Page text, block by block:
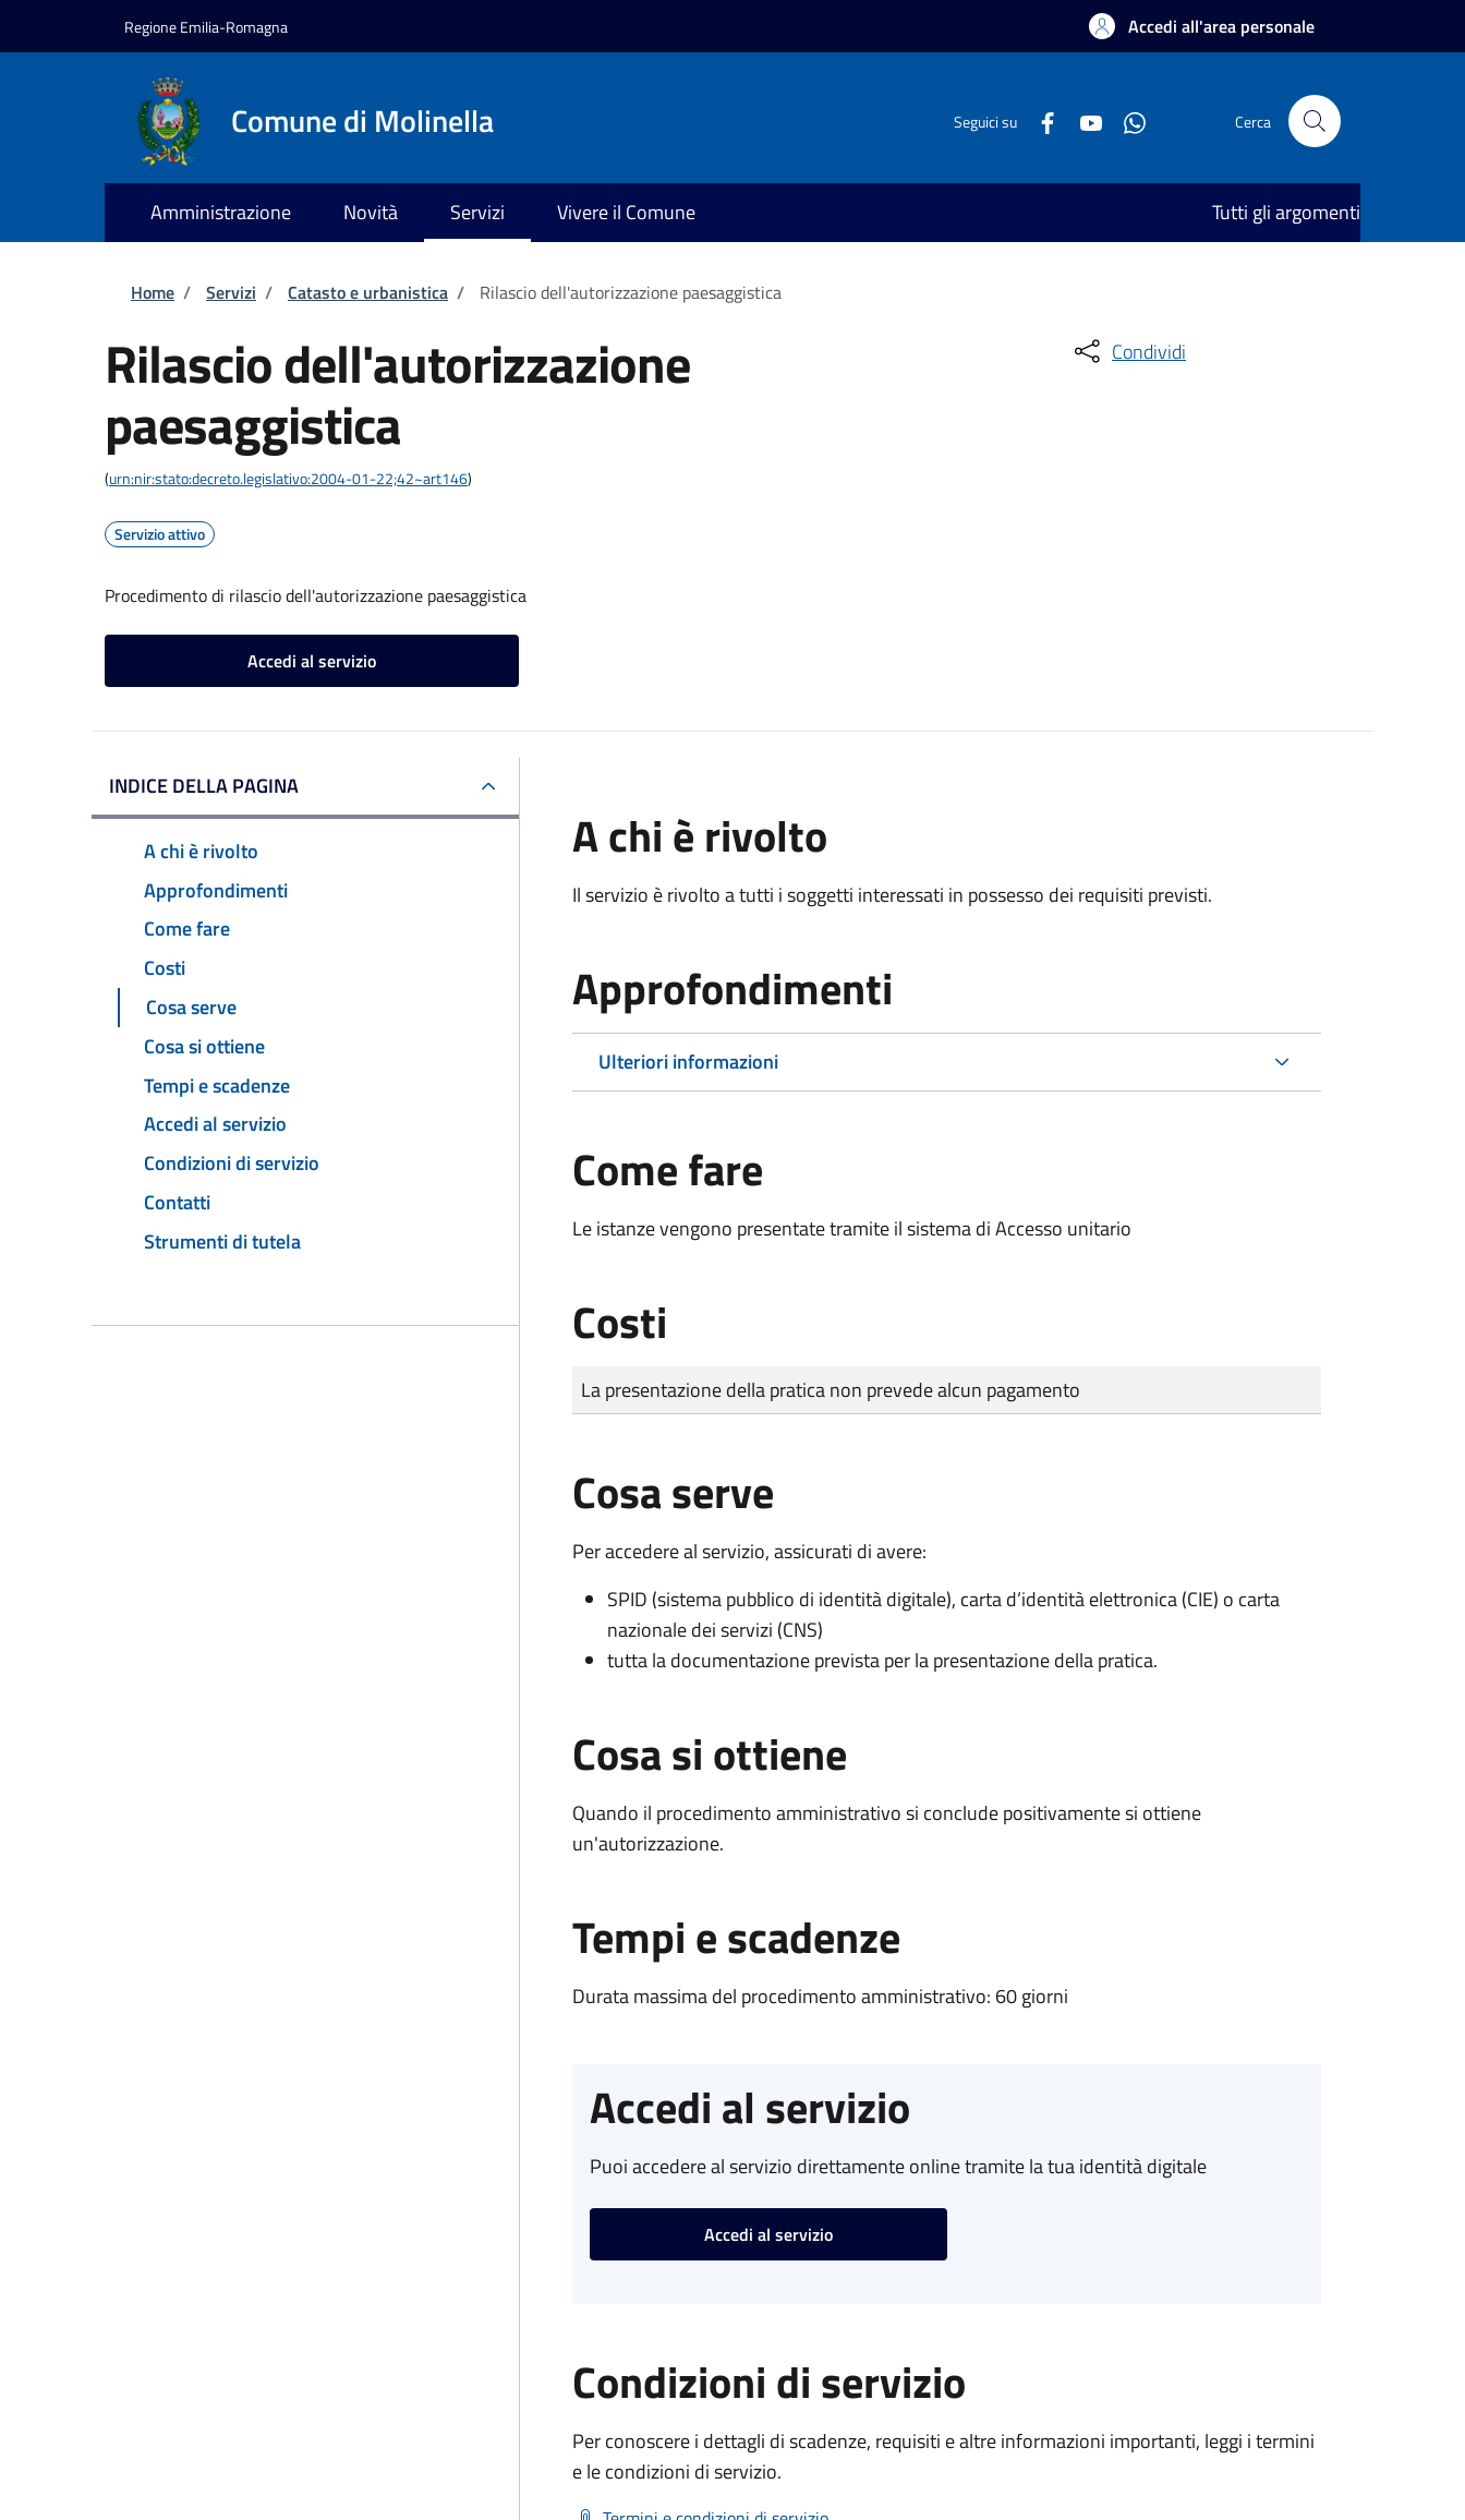
Regione Emilia-Romagna Accedi all'area personale
Comune di Molinella Seguici su Cerca
Amministrazione Novità Servizi Vivere il Comune Tutti gli argomenti
Briciole di pane
Home / Servizi / Catasto e urbanistica / Rilascio dell'autorizzazione paesaggistica
Rilascio dell'autorizzazione
paesaggistica
(urn:nir:stato:decreto.legislativo:2004-01-22;42~art146)
Servizio attivo
Procedimento di rilascio dell'autorizzazione paesaggistica
Accedi al servizio
Condividi
INDICE DELLA PAGINA
A chi è rivolto
Approfondimenti
Come fare
Costi
Cosa serve
Cosa si ottiene
Tempi e scadenze
Accedi al servizio
Condizioni di servizio
Contatti
Strumenti di tutela
A chi è rivolto
Il servizio è rivolto a tutti i soggetti interessati in possesso dei requisiti previsti.
Approfondimenti
Ulteriori informazioni
Come fare
Le istanze vengono presentate tramite il sistema di Accesso unitario
Costi
Tipo di pagamento
Importo
La presentazione della pratica non prevede alcun pagamento
Cosa serve
Per accedere al servizio, assicurati di avere:
SPID (sistema pubblico di identità digitale), carta d’identità elettronica (CIE) o carta
nazionale dei servizi (CNS)
tutta la documentazione prevista per la presentazione della pratica.
Cosa si ottiene
Quando il procedimento amministrativo si conclude positivamente si ottiene
un'autorizzazione.
Tempi e scadenze
Durata massima del procedimento amministrativo: 60 giorni
Accedi al servizio
Puoi accedere al servizio direttamente online tramite la tua identità digitale
Accedi al servizio
Condizioni di servizio
Per conoscere i dettagli di scadenze, requisiti e altre informazioni importanti, leggi i termini
e le condizioni di servizio.